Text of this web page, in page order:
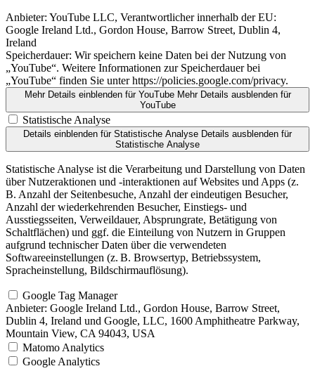
Anbieter: YouTube LLC, Verantwortlicher innerhalb der EU:
Google Ireland Ltd., Gordon House, Barrow Street, Dublin 4,
Ireland
Speicherdauer: Wir speichern keine Daten bei der Nutzung von
„YouTube“. Weitere Informationen zur Speicherdauer bei
„YouTube“ finden Sie unter https://policies.google.com/privacy.
Mehr Details einblendenfür YouTube Mehr Details ausblendenfür
YouTube
Statistische Analyse
Details einblenden für Statistische Analyse Details ausblenden für
Statistische Analyse
Statistische Analyse ist die Verarbeitung und Darstellung von Daten
über Nutzeraktionen und -interaktionen auf Websites und Apps (z.
B. Anzahl der Seitenbesuche, Anzahl der eindeutigen Besucher,
Anzahl der wiederkehrenden Besucher, Einstiegs- und
Ausstiegsseiten, Verweildauer, Absprungrate, Betätigung von
Schaltflächen) und ggf. die Einteilung von Nutzern in Gruppen
aufgrund technischer Daten über die verwendeten
Softwareeinstellungen (z. B. Browsertyp, Betriebssystem,
Spracheinstellung, Bildschirmauflösung).
Google Tag Manager
Anbieter: Google Ireland Ltd., Gordon House, Barrow Street,
Dublin 4, Ireland und Google, LLC, 1600 Amphitheatre Parkway,
Mountain View, CA 94043, USA
Matomo Analytics
Google Analytics